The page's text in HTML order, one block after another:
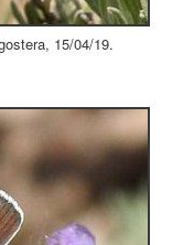
15/04/19.